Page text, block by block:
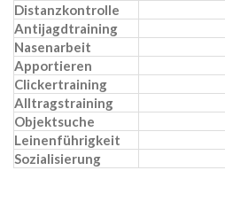
Distanzkontrolle
Antijagdtraining
Nasenarbeit
Apportieren
Clickertraining
Alltragstraining
Objektsuche
Leinenführigkeit
Sozialisierung